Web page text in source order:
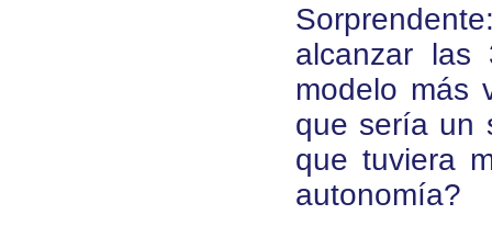
alcanzar
modelo más
que sería un
que tuviera
autonomía?